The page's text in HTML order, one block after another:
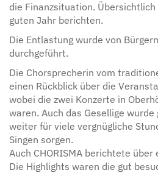
die Finanzsituation.
guten Jahr berichten.
Die Entlastung wurde von
durchgeführt.
Die Chorsprecherin vom
einen Rückblick über die
wobei die zwei Konzerte in
waren. Auch das Gesellige
weiter für viele vergnügliche
Singen sorgen.
Auch CHORISMA berichtete
Die Highlights waren die gut